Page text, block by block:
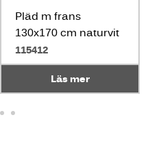
Pläd m frans
130x170 cm naturvit
115412
Läs mer